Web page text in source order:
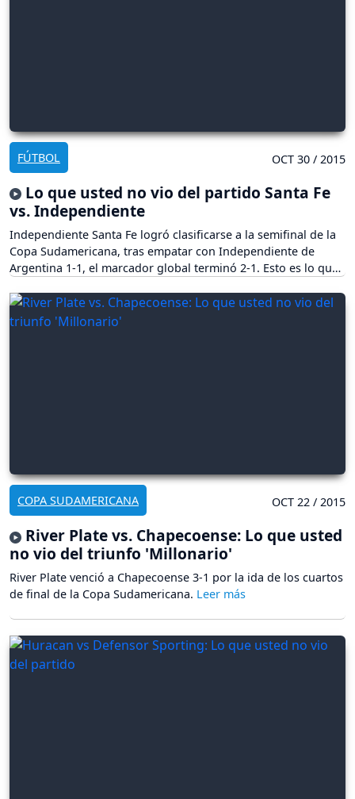
FÚTBOL OCT 30 / 2015
Lo que usted no vio del partido Santa Fe
vs. Independiente
Independiente Santa Fe logró clasificarse a la semifinal de la
Copa Sudamericana, tras empatar con Independiente de
Argentina 1-1, el marcador global terminó 2-1. Esto es lo que
COPA SUDAMERICANA OCT 22 / 2015
River Plate vs. Chapecoense: Lo que usted
no vio del triunfo 'Millonario'
River Plate venció a Chapecoense 3-1 por la ida de los cuartos
de final de la Copa Sudamericana.